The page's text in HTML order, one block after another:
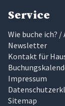
Service
Wie buche ich? /
Newsletter
Kontakt für
Impressum
Sitemap